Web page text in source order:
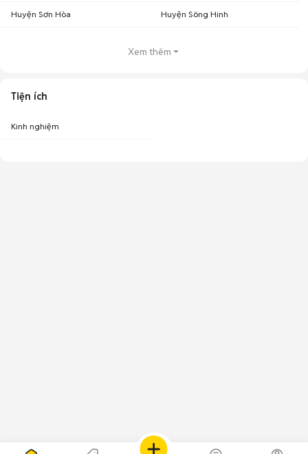
Huyện Sơn Hòa Huyện Sông Hinh
Xem thêm
Tiện ích
Kinh nghiệm